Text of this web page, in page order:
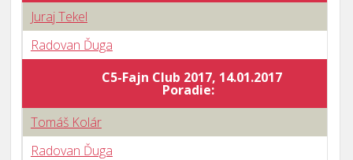
Juraj Tekel
Radovan Ďuga
C5-Fajn Club 2017, 14.01.2017
Poradie:
Tomáš Kolár
Radovan Ďuga